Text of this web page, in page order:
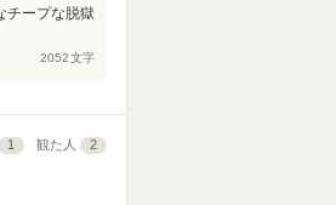
チープな脱獄
2052文字
1 観た人 2